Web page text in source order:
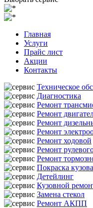
Главная
Услуги
Прайс лист
Акции
Контакты
Техническое
Диагностика
Ремонт
Ремонт
Ремонт
Ремонт
Ремонт ходовой
Ремонт
Ремонт
Покраска кузова
Детейлинг
Кузовной
Замена стекол
Ремонт АКПП